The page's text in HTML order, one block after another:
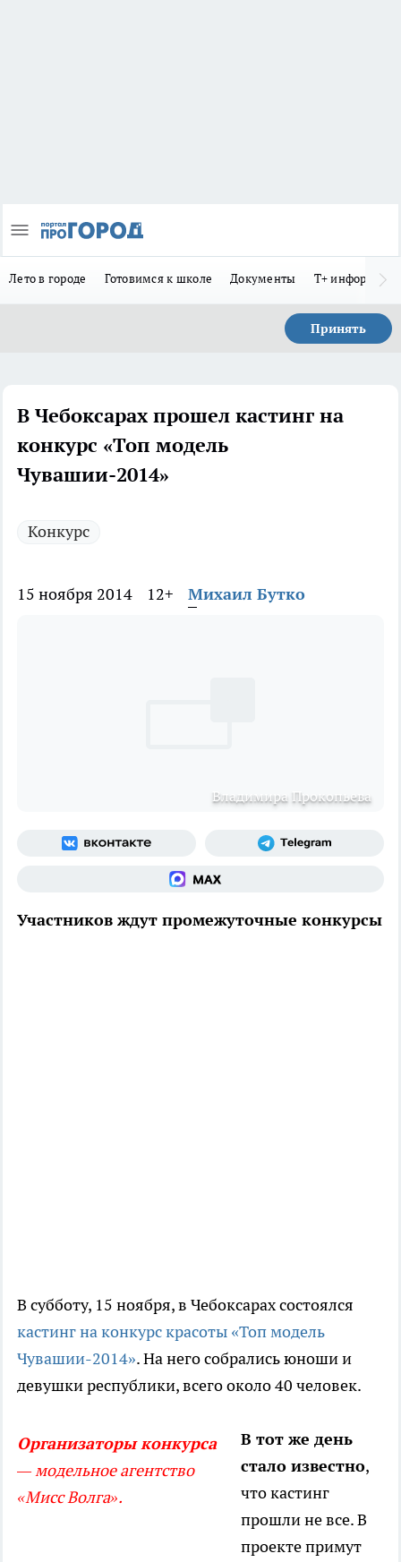
Лето в городе Готовимся к школе Документы Т+
Принять
В Чебоксарах прошел кастинг на
конкурс «Топ модель
Чувашии-2014»
Конкурс
15 ноября 2014 12+ Михаил Бутко
Владимира Прокопьева
Участников ждут промежуточные конкурсы
В субботу, 15 ноября, в Чебоксарах состоялся
кастинг на конкурс красоты «Топ модель
Чувашии-2014». На него собрались юноши и
девушки республики, всего около 40 человек.
Организаторы конкурса
— модельное агентство
«Мисс Волга».
В тот же день
стало известно,
что кастинг
прошли не все. В
проекте примут